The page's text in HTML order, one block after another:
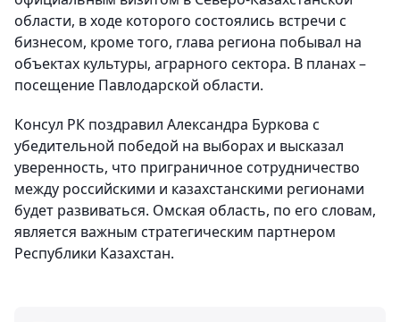
области, в ходе которого состоялись встречи с
бизнесом, кроме того, глава региона побывал на
объектах культуры, аграрного сектора. В планах –
посещение Павлодарской области.
Консул РК поздравил Александра Буркова с
убедительной победой на выборах и высказал
уверенность, что приграничное сотрудничество
между российскими и казахстанскими регионами
будет развиваться. Омская область, по его словам,
является важным стратегическим партнером
Республики Казахстан.